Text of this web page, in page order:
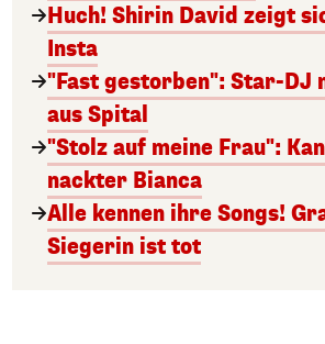
Huch! Shirin David zeigt
Insta
"Fast gestorben": Star-DJ
aus Spital
"Stolz auf meine Frau":
nackter Bianca
Alle kennen ihre Songs!
Siegerin ist tot